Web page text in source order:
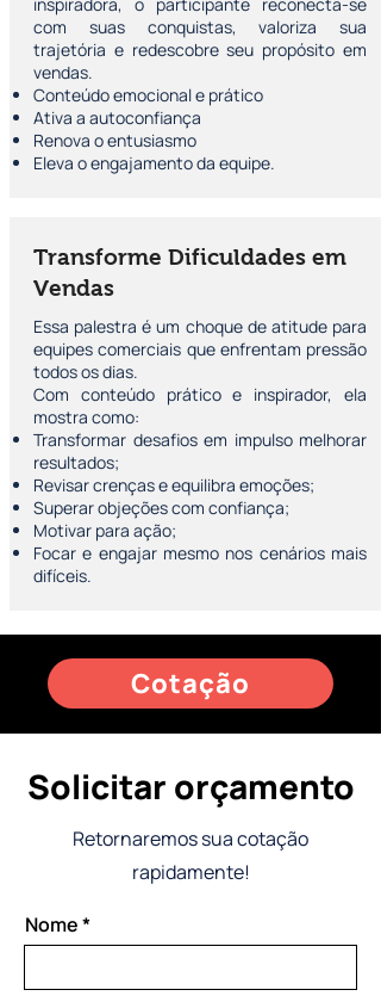
inspiradora, o participante reconecta-se
com suas conquistas, valoriza sua
trajetória e redescobre seu propósito em
vendas.
Conteúdo emocional e prático
Ativa a autoconfiança
Renova o entusiasmo
Eleva o engajamento da equipe.
Transforme Dificuldades em
Vendas
Essa palestra é um choque de atitude para
equipes comerciais que enfrentam pressão
todos os dias.
Com conteúdo prático e inspirador, ela
mostra como:
Transformar desafios em impulso melhorar
resultados;
Revisar crenças e equilibra emoções;
Superar objeções com confiança;
Motivar para ação;
Focar e engajar mesmo nos cenários mais
difíceis.
Cotação
Solicitar orçamento
Retornaremos sua cotação
rapidamente!
Nome